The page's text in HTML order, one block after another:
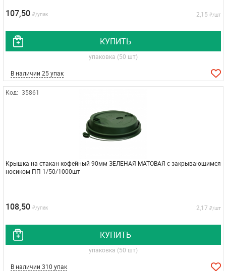
107,50 ₽/упак 2,15 ₽/шт
КУПИТЬ
упаковка (50 шт)
В наличии 25 упак
Код: 35861
Крышка на стакан кофейный 90мм ЗЕЛЕНАЯ МАТОВАЯ с закрывающимся
носиком ПП 1/50/1000шт
108,50 ₽/упак 2,17 ₽/шт
КУПИТЬ
упаковка (50 шт)
В наличии 310 упак